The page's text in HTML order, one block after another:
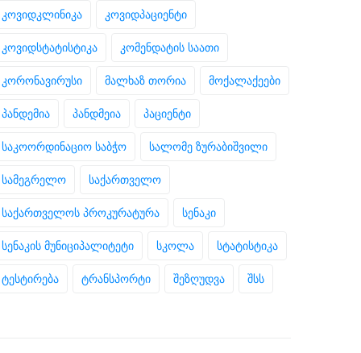
კოვიდკლინიკა კოვიდპაციენტი
კოვიდსტატისტიკა კომენდატის საათი
კორონავირუსი მალხაზ თორია მოქალაქეები
პანდემია პანდმეია პაციენტი
საკოორდინაციო საბჭო სალომე ზურაბიშვილი
სამეგრელო საქართველო
საქართველოს პროკურატურა სენაკი
სენაკის მუნიციპალიტეტი სკოლა სტატისტიკა
ტესტირება ტრანსპორტი შეზღუდვა შსს